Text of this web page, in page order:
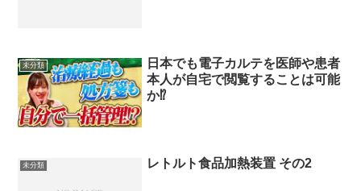
未分類
日本でも電子カルテを医師や患者
本人が自宅で閲覧することは可能
か⁉
未分類 レトルト食品加熱装置 その2